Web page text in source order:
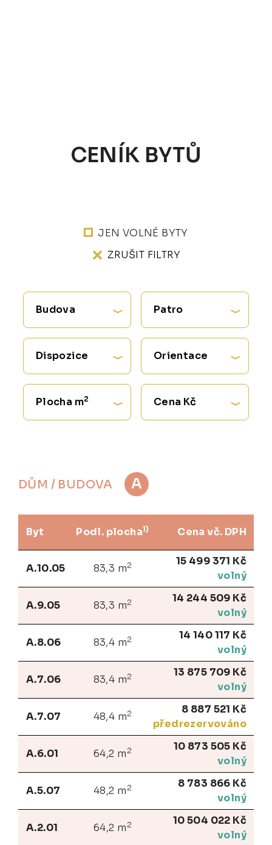
CENÍK BYTŮ
JEN VOLNÉ BYTY
ZRUŠIT FILTRY
Budova Patro
Dispozice Orientace
Plocha m2 Cena Kč
DŮM / BUDOVA A
Byt Podl. plocha1) Cena vč. DPH
A.10.05 83,3 m2
15 499 371 Kč
volný
A.9.05 83,3 m2
14 244 509 Kč
volný
A.8.06 83,4 m2
14 140 117 Kč
volný
A.7.06 83,4 m2
13 875 709 Kč
volný
A.7.07 48,4 m2
8 887 521 Kč
předrezervováno
A.6.01 64,2 m 2
10 873 505 Kč
volný
A.5.07 48,2 m 2
8 783 866 Kč
volný
A.2.01 64,2 m 2
10 504 022 Kč
volný